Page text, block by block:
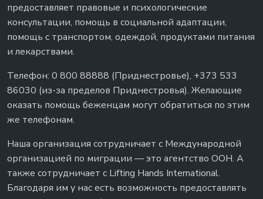
предоставляет правовые и психологические
консультации, помощь в социальной адаптации,
помощь с транспортом, одеждой, продуктами питания
и лекарствами.
Телефон: 0 800 88888 (Приднестровье), +373 533
86030 (из-за пределов Приднестровья). Желающие
оказать помощь беженцам могут обратиться по этим
же телефонам.
Наша организация сотрудничает с Международной
организацией по миграции — это агентство ООН. А
также сотрудничает с Lifting Hands International.
Благодаря им у нас есть возможность предоставлять